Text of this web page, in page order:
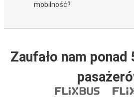
mobilność?
Zaufało nam